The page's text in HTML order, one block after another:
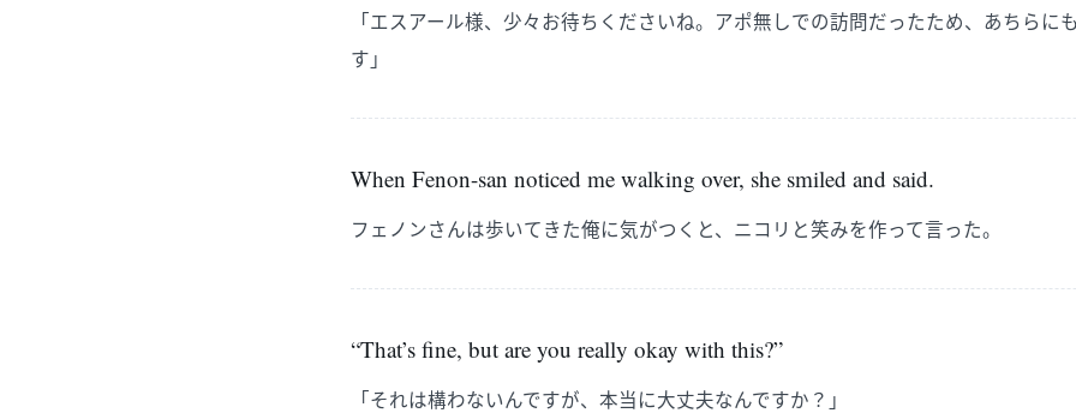
「エスアール様、少々お待ちくださいね。アポ無しでの訪問だったため、あちらに
す」
When Fenon-san noticed me walking over, she smiled and said.
フェノンさんは歩いてきた俺に気がつくと、ニコリと笑みを作って言った。
“That’s fine, but are you really okay with this?”
「それは構わないんですが、本当に大丈夫なんですか？」